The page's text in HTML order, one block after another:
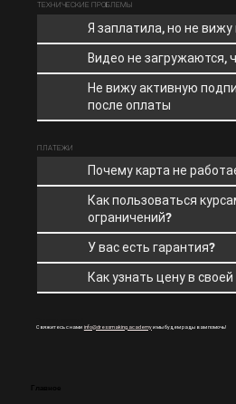
ТЕХНИЧЕСКИЕ ПРОБЛЕМЫ
Я заплатила, но не вижу
Видео не загружаются,
Не вижу активную
после оплаты
ПЛАТЕЖИ
Почему карта не
Как пользоваться
ограничений?
У вас есть гарантия?
Как узнать цену в
Свяжитесь с нами info@dressmaking.academyи мы будем рады вам помочь!
Главное